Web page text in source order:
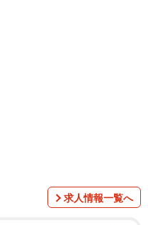
ンときた」深夜の出
求人情報一覧へ